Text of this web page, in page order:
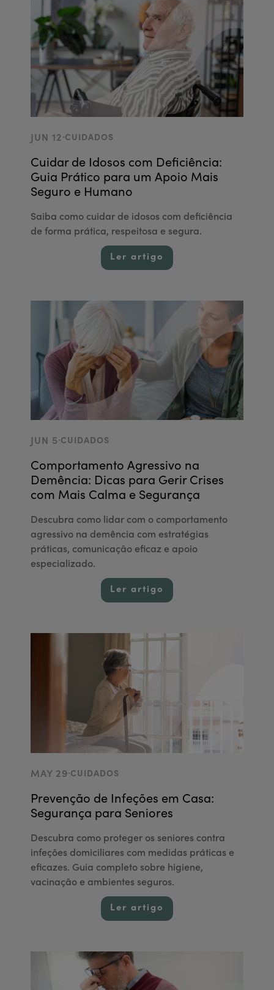
JUN 12.CUIDADOS
Cuidar de Idosos com Deficiência:
Guia Prático para um Apoio Mais
Seguro e Humano
Saiba como cuidar de idosos com deficiência
de forma prática, respeitosa e segura.
Ler artigo
JUN 5.CUIDADOS
Comportamento Agressivo na
Demência: Dicas para Gerir Crises
com Mais Calma e Segurança
Descubra como lidar com o comportamento
agressivo na demência com estratégias
práticas, comunicação eficaz e apoio
especializado.
Ler artigo
MAY 29.CUIDADOS
Prevenção de Infeções em Casa:
Segurança para Seniores
Descubra como proteger os seniores contra
infeções domiciliares com medidas práticas e
eficazes. Guia completo sobre higiene,
vacinação e ambientes seguros.
Ler artigo